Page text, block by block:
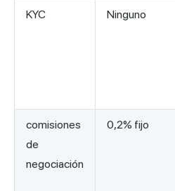
KYC Ninguno
comisiones
de
negociación
0,2% fijo